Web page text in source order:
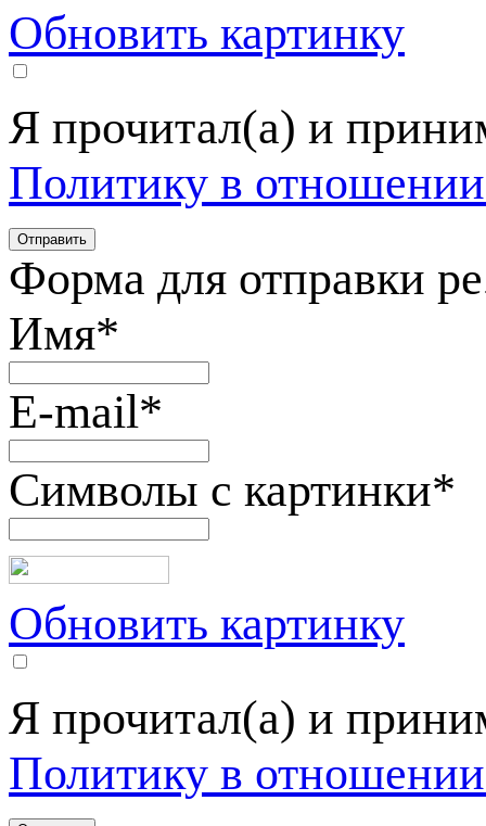
Обновить картинку
Я прочитал(а) и
Политику в
Форма для отправки
Имя*
E-mail*
Символы с картинки*
Обновить картинку
Я прочитал(а) и
Политику в